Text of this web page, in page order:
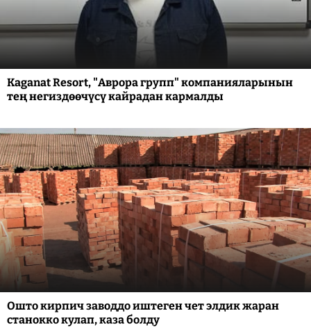
Kaganat Resort, "Аврора групп" компанияларынын
тең негиздөөчүсү кайрадан кармалды
Ошто кирпич заводдо иштеген чет элдик жаран
станокко кулап, каза болду